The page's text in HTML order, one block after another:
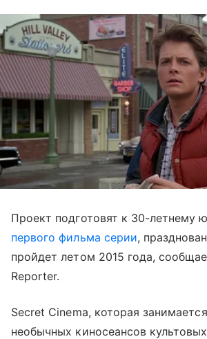
Проект подготовят к 30-летнему
первого фильма серии,
пройдет летом 2015 года,
Reporter.
Secret Cinema, которая
необычных киносеансов